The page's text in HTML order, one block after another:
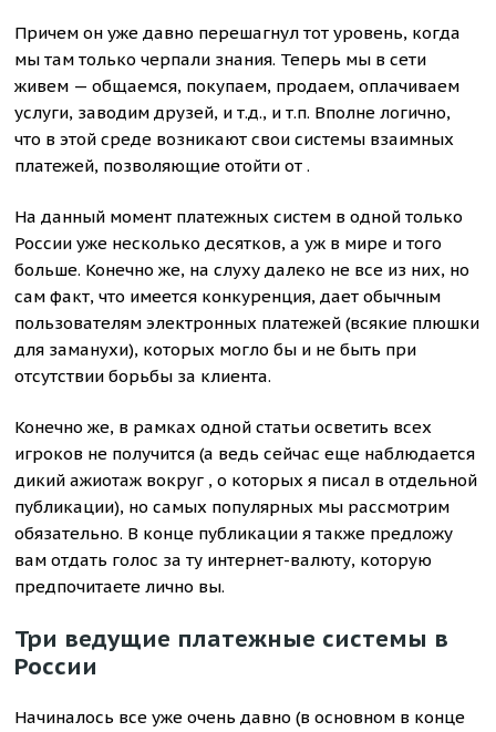
Причем он уже давно перешагнул тот уровень, когда
мы там только черпали знания. Теперь мы в сети
живем — общаемся, покупаем, продаем, оплачиваем
услуги, заводим друзей, и т.д., и т.п. Вполне логично,
что в этой среде возникают свои системы взаимных
платежей, позволяющие отойти от .
На данный момент платежных систем в одной только
России уже несколько десятков, а уж в мире и того
больше. Конечно же, на слуху далеко не все из них, но
сам факт, что имеется конкуренция, дает обычным
пользователям электронных платежей (всякие плюшки
для заманухи), которых могло бы и не быть при
отсутствии борьбы за клиента.
Конечно же, в рамках одной статьи осветить всех
игроков не получится (а ведь сейчас еще наблюдается
дикий ажиотаж вокруг , о которых я писал в отдельной
публикации), но самых популярных мы рассмотрим
обязательно. В конце публикации я также предложу
вам отдать голос за ту интернет-валюту, которую
предпочитаете лично вы.
Три ведущие платежные системы в
России
Начиналось все уже очень давно (в основном в конце